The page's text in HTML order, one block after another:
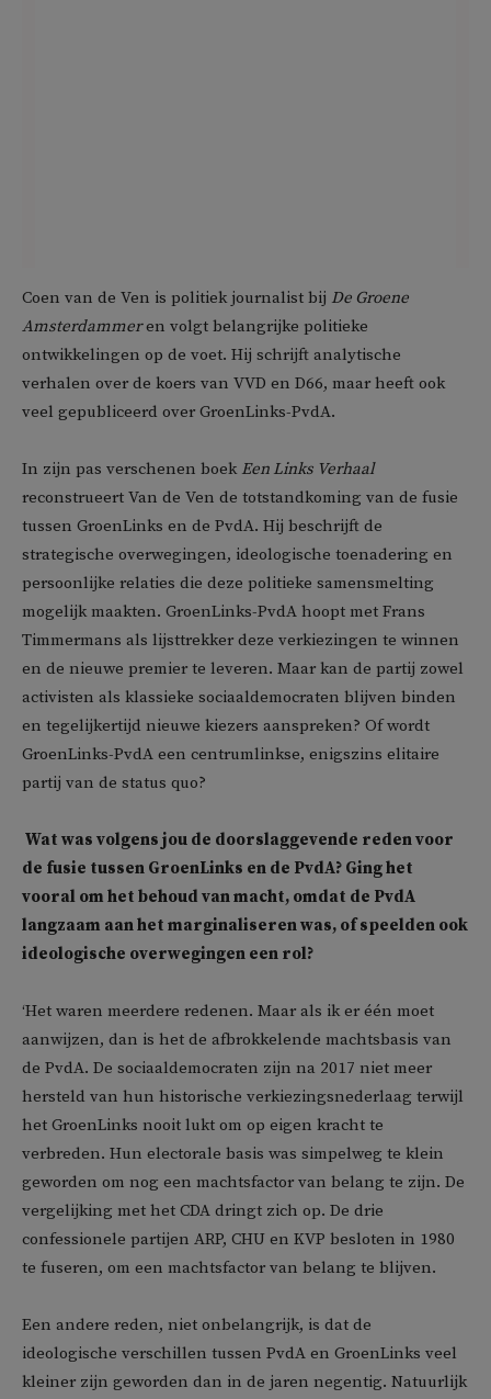
Coen van de Ven is politiek journalist bij De Groene
Amsterdammeren volgt belangrijke politieke
ontwikkelingen op de voet. Hij schrijft analytische
verhalen over de koers van VVD en D66, maar heeft ook
veel gepubliceerd over GroenLinks-PvdA.
In zijn pas verschenen boek Een Links Verhaal
reconstrueert Van de Ven de totstandkoming van de fusie
tussen GroenLinks en de PvdA. Hij beschrijft de
strategische overwegingen, ideologische toenadering en
persoonlijke relaties die deze politieke samensmelting
mogelijk maakten. GroenLinks-PvdA hoopt met Frans
Timmermans als lijsttrekker deze verkiezingen te winnen
en de nieuwe premier te leveren. Maar kan de partij zowel
activisten als klassieke sociaaldemocraten blijven binden
en tegelijkertijd nieuwe kiezers aanspreken? Of wordt
GroenLinks-PvdA een centrumlinkse, enigszins elitaire
partij van de status quo?
Wat was volgens jou de doorslaggevende reden voor
de fusie tussen GroenLinks en de PvdA? Ging het
vooral om het behoud van macht, omdat de PvdA
langzaam aan het marginaliseren was, of speelden ook
ideologische overwegingen een rol?
‘Het waren meerdere redenen. Maar als ik er één moet
aanwijzen, dan is het de afbrokkelende machtsbasis van
de PvdA. De sociaaldemocraten zijn na 2017 niet meer
hersteld van hun historische verkiezingsnederlaag terwijl
het GroenLinks nooit lukt om op eigen kracht te
verbreden. Hun electorale basis was simpelweg te klein
geworden om nog een machtsfactor van belang te zijn. De
vergelijking met het CDA dringt zich op. De drie
confessionele partijen ARP, CHU en KVP besloten in 1980
te fuseren, om een machtsfactor van belang te blijven.
Een andere reden, niet onbelangrijk, is dat de
ideologische verschillen tussen PvdA en GroenLinks veel
kleiner zijn geworden dan in de jaren negentig. Natuurlijk